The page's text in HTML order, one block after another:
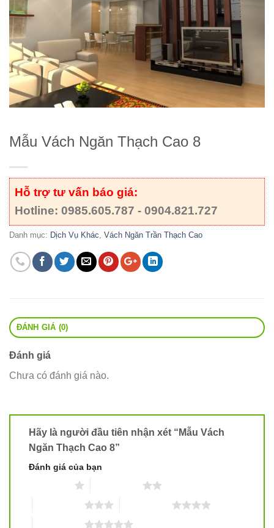
Mẫu Vách Ngăn Thạch Cao 8
Hỗ trợ tư vấn báo giá:
Hotline: 0985.605.787 - 0904.821.727
Danh mục: Dịch Vụ Khác Vách Ngăn Trần Thạch Cao
ĐÁNH GIÁ (0)
Đánh giá
Chưa có đánh giá nào.
Hãy là người đầu tiên nhận xét “Mẫu Vách
Ngăn Thạch Cao 8”
Đánh giá của bạn